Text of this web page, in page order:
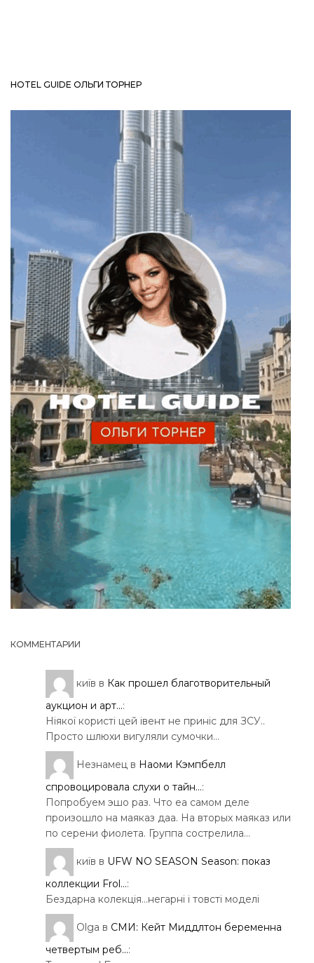
HOTEL GUIDE ОЛЬГИ ТОРНЕР
КОММЕНТАРИИ
київ в Как прошел благотворительный
аукцион и арт...:
Ніякої користі цей івент не приніс для ЗСУ..
Просто шлюхи вигуляли сумочки…
Незнамец в Наоми Кэмпбелл
спровоцировала слухи о тайн...:
Попробуем эшо раз. Что еа самом деле
произошло на маяказ даа. На вторых маяказ или
по серени фиолета. Группа сострелила…
київ в UFW NO SEASON Season: показ
коллекции Frol...:
Бездарна колекція…негарні і товсті моделі
Olga в СМИ: Кейт Миддлтон беременна
четвертым реб...: